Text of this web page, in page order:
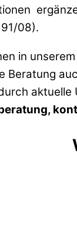
08).
in
Beratung